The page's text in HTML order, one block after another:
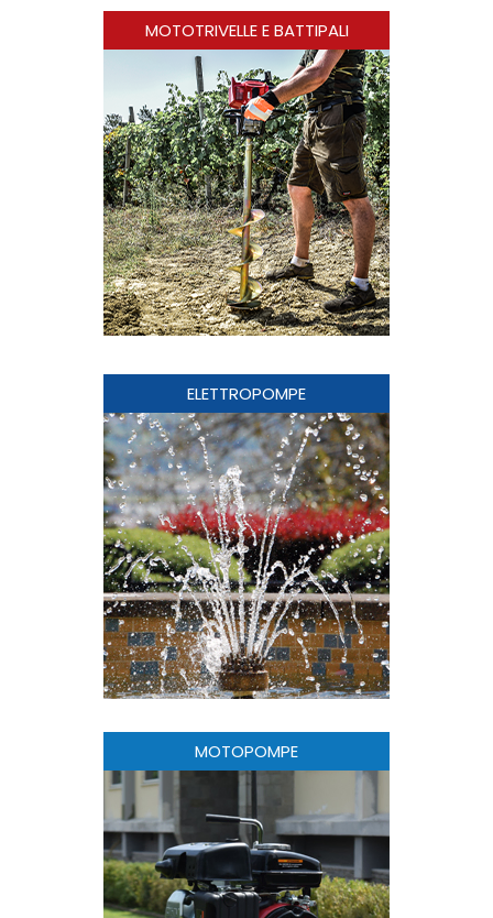
MOTOTRIVELLE E BATTIPALI
ELETTROPOMPE
MOTOPOMPE